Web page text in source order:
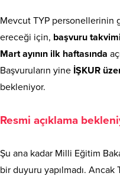
Mevcut TYP personellerinin
ereceği için, başvuru
Mart ayının ilk haftasında
Başvuruların yine İŞKUR
bekleniyor.
Resmi açıklama
Şu ana kadar Milli Eğitim
bir duyuru yapılmadı. Ancak